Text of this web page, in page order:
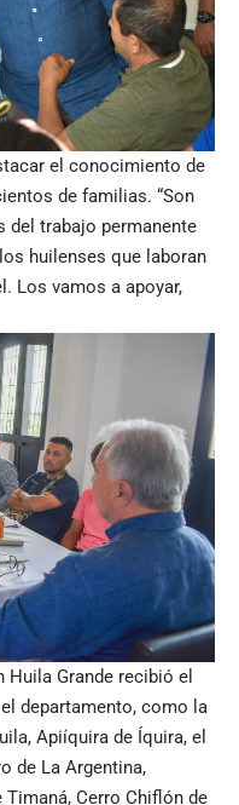
el conocimiento de
de familias. “Son
trabajo permanente
huilenses que laboran
Los vamos a apoyar,
Grande recibió el
departamento, como la
Apiíquira de Íquira, el
de La Argentina,
Cerro Chiflón de